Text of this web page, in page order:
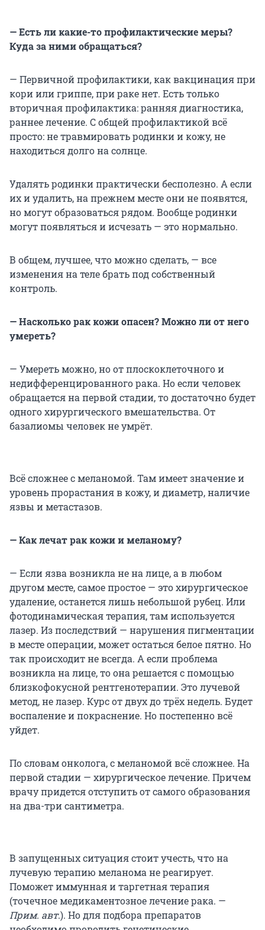
— Есть ли какие-то профилактические меры?
Куда за ними обращаться?
— Первичной профилактики, как вакцинация при
кори или гриппе, при раке нет. Есть только
вторичная профилактика: ранняя диагностика,
раннее лечение. С общей профилактикой всё
просто: не травмировать родинки и кожу, не
находиться долго на солнце.
Удалять родинки практически бесполезно. А если
их и удалить, на прежнем месте они не появятся,
но могут образоваться рядом. Вообще родинки
могут появляться и исчезать — это нормально.
В общем, лучшее, что можно сделать, — все
изменения на теле брать под собственный
контроль.
— Насколько рак кожи опасен? Можно ли от него
умереть?
— Умереть можно, но от плоскоклеточного и
недифференцированного рака. Но если человек
обращается на первой стадии, то достаточно будет
одного хирургического вмешательства. От
базалиомы человек не умрёт.
Всё сложнее с меланомой. Там имеет значение и
уровень прорастания в кожу, и диаметр, наличие
язвы и метастазов.
— Как лечат рак кожи и меланому?
— Если язва возникла не на лице, а в любом
другом месте, самое простое — это хирургическое
удаление, останется лишь небольшой рубец. Или
фотодинамическая терапия, там используется
лазер. Из последствий — нарушения пигментации
в месте операции, может остаться белое пятно. Но
так происходит не всегда. А если проблема
возникла на лице, то она решается с помощью
близкофокусной рентгенотерапии. Это лучевой
метод, не лазер. Курс от двух до трёх недель. Будет
воспаление и покраснение. Но постепенно всё
уйдет.
По словам онколога, с меланомой всё сложнее. На
первой стадии — хирургическое лечение. Причем
врачу придется отступить от самого образования
на два-три сантиметра.
В запущенных ситуация стоит учесть, что на
лучевую терапию меланома не реагирует.
Поможет иммунная и таргетная терапия
(точечное медикаментозное лечение рака. —
Прим. авт.). Но для подбора препаратов